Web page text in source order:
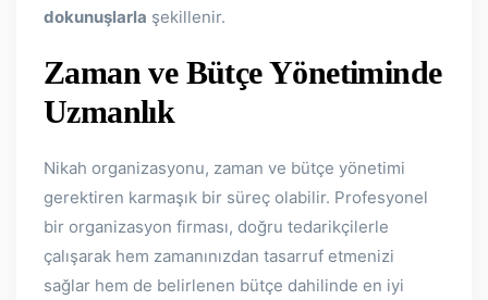
dokunuşlarla şekillenir.
Zaman ve Bütçe Yönetiminde
Uzmanlık
Nikah organizasyonu, zaman ve bütçe yönetimi
gerektiren karmaşık bir süreç olabilir. Profesyonel
bir organizasyon firması, doğru tedarikçilerle
çalışarak hem zamanınızdan tasarruf etmenizi
sağlar hem de belirlenen bütçe dahilinde en iyi